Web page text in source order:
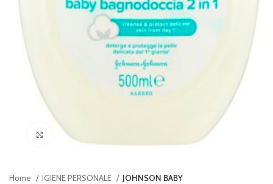
Clicca per ingrandire
Home IGIENE PERSONALE JOHNSON BABY